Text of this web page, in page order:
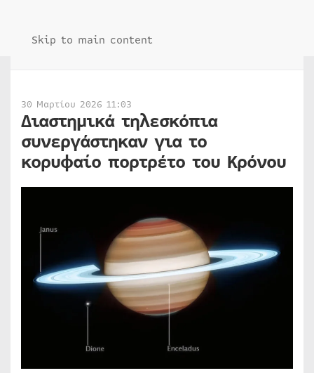
Skip to main content
30 Μαρτίου 2026 11:03
Διαστημικά τηλεσκόπια
συνεργάστηκαν για το
κορυφαίο πορτρέτο του Κρόνου